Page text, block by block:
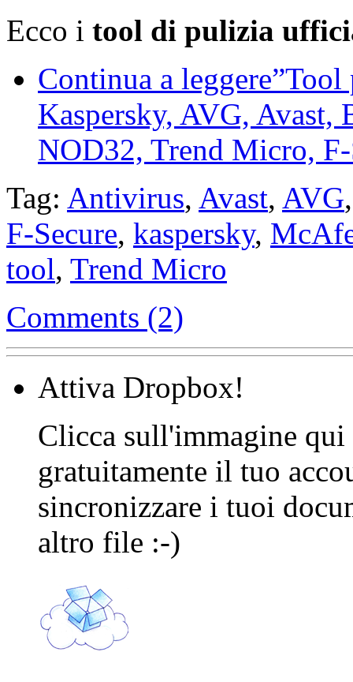
Ecco i tool di pulizia
Continua a
Kaspersky, AVG,
NOD32, Trend Micro, F-
Tag: Antivirus, Avast, AVG
F-Secure, kaspersky,
tool, Trend Micro
Comments (2)
Attiva Dropbox!
Clicca sull'immagine
gratuitamente il tuo
sincronizzare i tuoi
altro file :-)